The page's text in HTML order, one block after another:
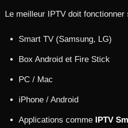
Le meilleur IPTV doit
Smart TV (Samsung, LG)
Box Android et Fire Stick
PC / Mac
iPhone / Android
Applications comme IPTV